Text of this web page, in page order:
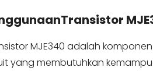
MJE340 adalah
yang membutuhkan